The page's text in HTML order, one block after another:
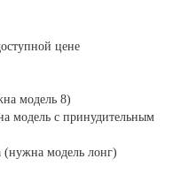
цене
модель 8)
модель с принудительным
(нужна модель лонг)